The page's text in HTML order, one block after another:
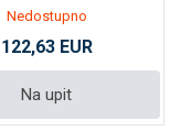
Nedostupno
122,63 EUR
Na upit